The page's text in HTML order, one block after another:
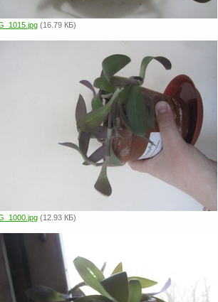
(16.79 КБ)
(12.93 КБ)